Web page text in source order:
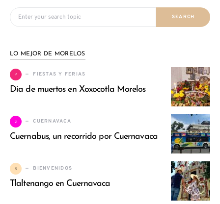
Search for:
SEARCH
LO MEJOR DE MORELOS
1 FIESTAS Y FERIAS
Dia de muertos en Xoxocotla Morelos
2 CUERNAVACA
Cuernabus, un recorrido por Cuernavaca
3 BIENVENIDOS
Tlaltenango en Cuernavaca